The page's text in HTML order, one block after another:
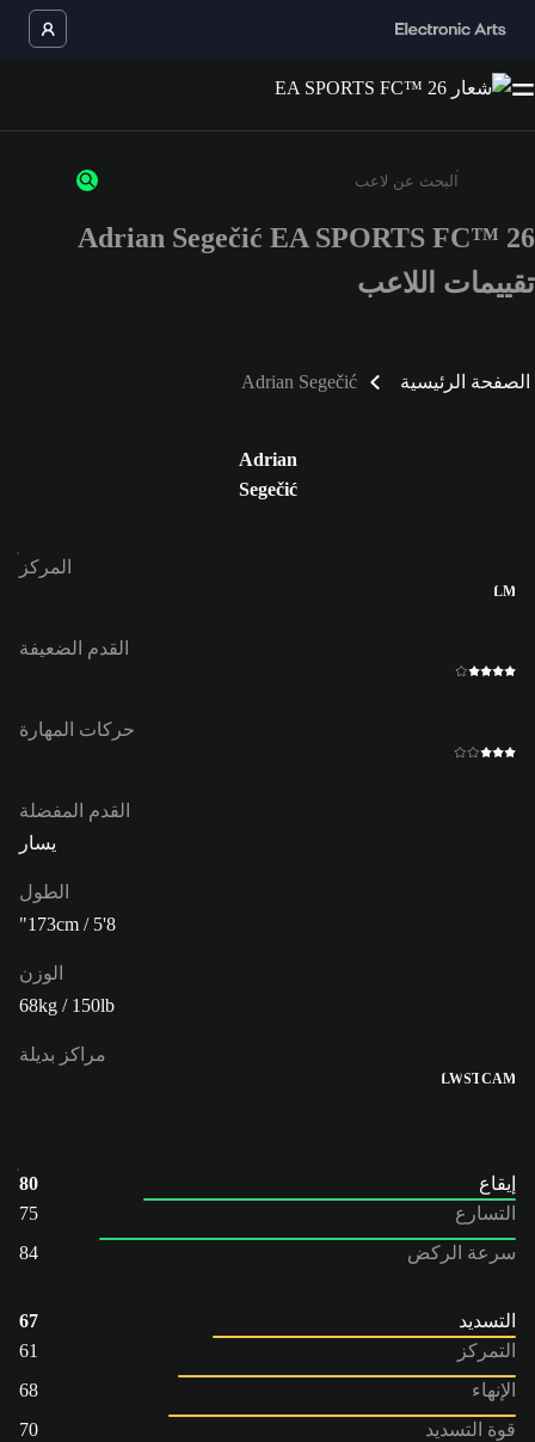
أدخل 3 أحرف أو أرقام على الأقل
Adrian Segečić EA SPORTS FC™ 26
تقييمات اللاعب
الصفحة الرئيسية Adrian Segečić
Adrian
Segečić
المركز
LM
القدم الضعيفة
حركات المهارة
القدم المفضلة
يسار
الطول
173cm / 5'8"
الوزن
68kg / 150lb
مراكز بديلة
CAM
ST
LW
إيقاع
80
التسارع
75
سرعة الركض
84
التسديد
67
التمركز
61
الإنهاء
68
قوة التسديد
70